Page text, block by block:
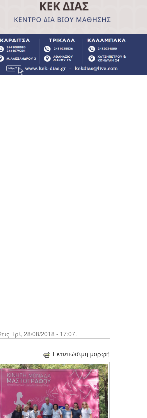
Τρί, 28/08/2018 - 17:07.
Εκτυπώσιμη μορφή